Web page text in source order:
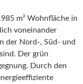
m² Wohnfläche in
vonein­ander
der Nord‑, Süd- und
Der grün
Durch den